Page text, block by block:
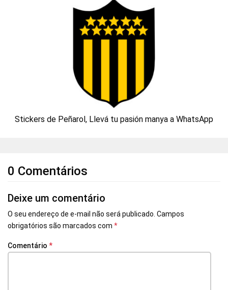
Stickers de Peñarol, Llevá tu pasión manya a WhatsApp
0 Comentários
Deixe um comentário
O seu endereço de e-mail não será publicado. Campos
obrigatórios são marcados com *
Comentário *